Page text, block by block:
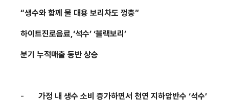
“생수와 함께 물 대용 보리차도 껑충”
하이트진로음료,‘석수’ ‘블랙보리’
분기 누적매출 동반 상승
-
가정 내 생수 소비 증가하면서 천연 지하암반수 ‘석수’